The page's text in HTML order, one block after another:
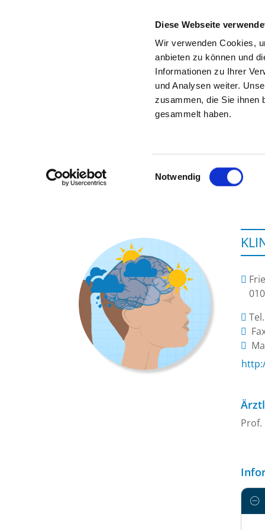
Diese Webseite
Wir verwenden Cookies,
anbieten zu können und
Informationen zu Ihrer
und Analysen weiter.
zusammen, die Sie ihnen
gesammelt haben.
Einwilligungsauswahl
Notwendig
Zur Krankenhaus-Startseite
Prof.